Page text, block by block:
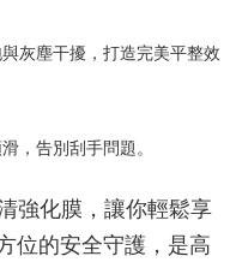
額度並採取法律行動。
灰塵干擾，打造完美平整效
，告別刮手問題。
強化膜，讓你輕鬆享
位的安全守護，是高